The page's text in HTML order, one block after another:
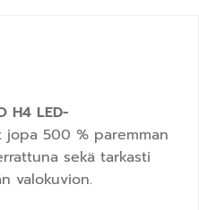
H4 LED-
jopa 500 % paremman
sekä tarkasti
valokuvion.